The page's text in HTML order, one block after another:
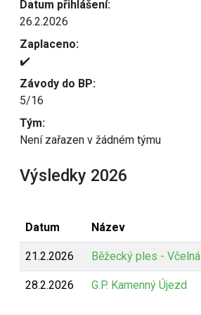
Datum přihlášení:
26.2.2026
Zaplaceno:
✔️
Závody do BP:
5/16
Tým:
Není zařazen v žádném týmu
Výsledky 2026
Datum Název
21.2.2026 Běžecký ples - Včelná
28.2.2026 G.P. Kamenný Újezd